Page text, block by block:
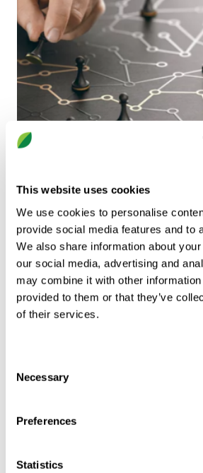
This website uses cookies
We use cookies to personalise
provide social media features and to
We also share information about
our social media, advertising and
may combine it with other information
provided to them or that they’ve
of their services.
Selection
Necessary
Preferences
Statistics
Karriereveier
Finn ut hvor og hva du vil jobbe